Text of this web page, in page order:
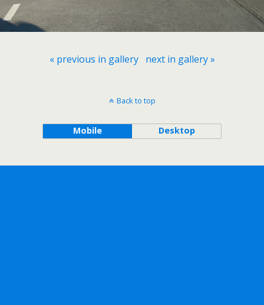
« previous in gallery next in gallery »
Back to top
Mobile Desktop